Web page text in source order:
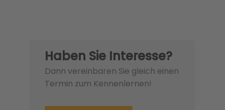
Haben Sie Interesse?
Dann vereinbaren Sie gleich einen
Termin zum Kennenlernen!